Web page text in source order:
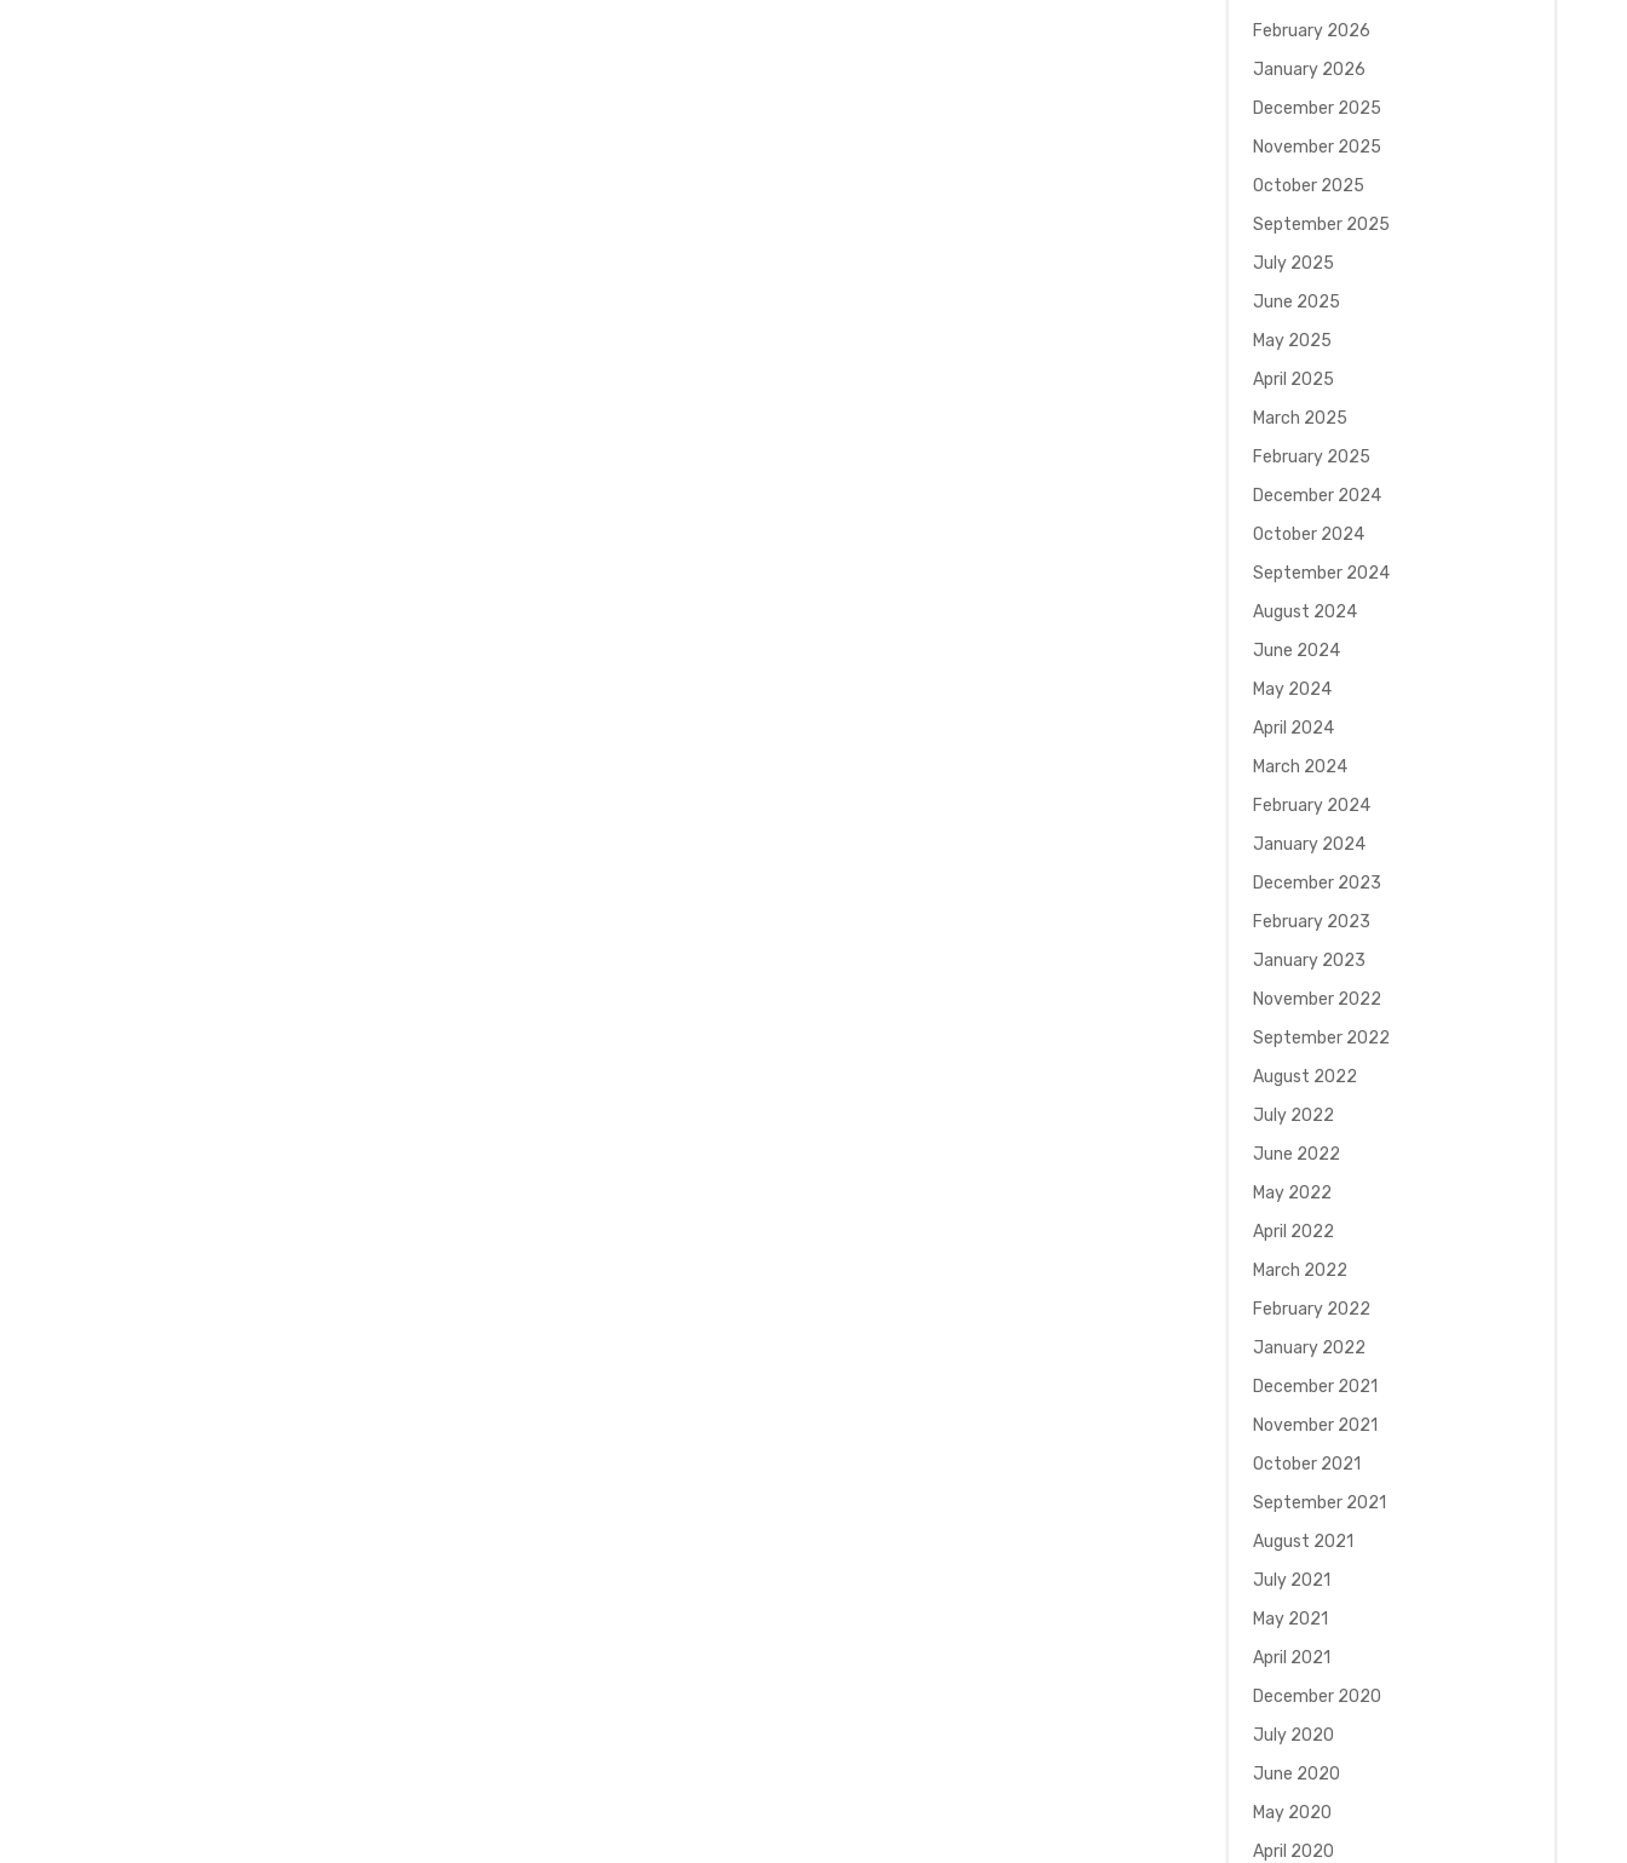
February 2026
January 2026
December 2025
November 2025
October 2025
September 2025
July 2025
June 2025
May 2025
April 2025
March 2025
February 2025
December 2024
October 2024
September 2024
August 2024
June 2024
May 2024
April 2024
March 2024
February 2024
January 2024
December 2023
February 2023
January 2023
November 2022
September 2022
August 2022
July 2022
June 2022
May 2022
April 2022
March 2022
February 2022
January 2022
December 2021
November 2021
October 2021
September 2021
August 2021
July 2021
May 2021
April 2021
December 2020
July 2020
June 2020
May 2020
April 2020